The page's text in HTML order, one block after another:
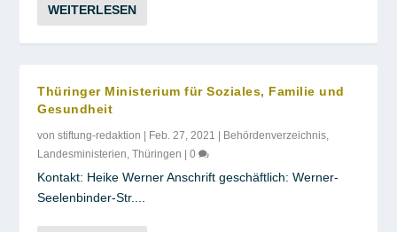
WEITERLESEN
Thüringer Ministerium für Soziales, Familie und
Gesundheit
vonstiftung-redaktion | Feb. 27, 2021 | Behördenverzeichnis
Landesministerien ,Thüringen |0
Kontakt: Heike Werner Anschrift geschäftlich: Werner-
Seelenbinder-Str....